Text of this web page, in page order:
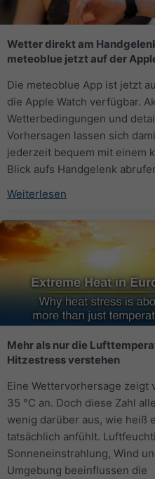
Wetter direkt am
meteoblue jetzt auf der
Die meteoblue App ist jetzt
die Apple Watch verfügbar.
Wetterbedingungen und
Vorhersagen lassen sich
jederzeit bequem mit einem
Blick aufs Handgelenk
Weiterlesen
Mehr als nur die
Hitzestress verstehen
Eine Wettervorhersage zeigt
35 °C an. Doch diese Zahl
wenig darüber aus, wie heiß
tatsächlich anfühlt.
Sonneneinstrahlung, Wind
Umgebung beeinflussen die